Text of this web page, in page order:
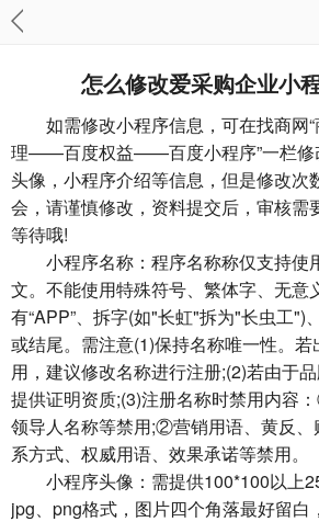
怎么修改爱采购企业小
如需修改小程序信息，可在找商网
理——百度权益——百度小程序”一栏修
头像，小程序介绍等信息，但是修改次
会，请谨慎修改，资料提交后，审核需
等待哦!
小程序名称：程序名称称仅支持使
文。不能使用特殊符号、繁体字、⽆意
有“APP”、拆字(如"长虹"拆为"长虫工")
或结尾。需注意(1)保持名称唯一性。
用，建议修改名称进行注册;(2)若由于
提供证明资质;(3)注册名称时禁用内容
领导人名称等禁用;②营销用语、黄反、
系方式、权威用语、效果承诺等禁用。
小程序头像：需提供100*100以上
jpg、png格式，图片四个角落最好留白